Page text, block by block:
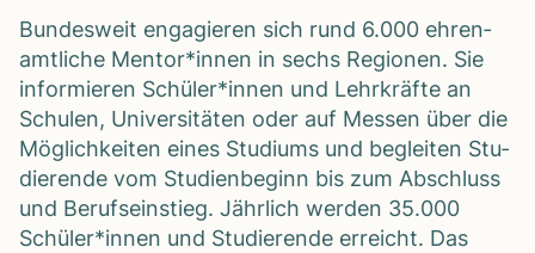
Bun­des­weit enga­gie­ren sich rund 6.000 ehren­
amt­li­che Mentor*innen in sechs Regio­nen. Sie
infor­mie­ren Schüler*innen und Lehr­kräfte an
Schu­len, Uni­ver­si­tä­ten oder auf Mes­sen über die
Mög­lich­kei­ten eines Stu­di­ums und beglei­ten Stu­
die­rende vom Stu­di­en­be­ginn bis zum Abschluss
und Berufs­ein­stieg. Jähr­lich wer­den 35.000
Schüler*innen und Stu­die­rende erreicht. Das